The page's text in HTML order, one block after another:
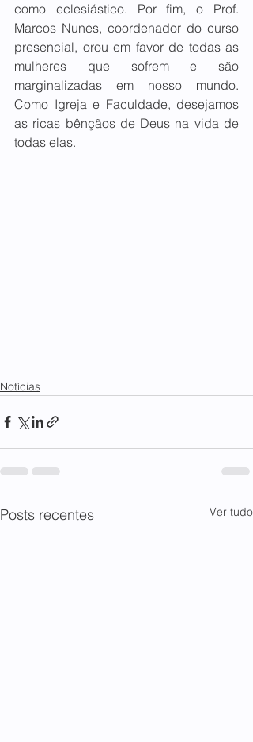
como eclesiástico. Por fim, o Prof.
Marcos Nunes, coordenador do curso
presencial, orou em favor de todas as
mulheres que sofrem e são
marginalizadas em nosso mundo.
Como Igreja e Faculdade, desejamos
as ricas bênçãos de Deus na vida de
todas elas.
Notícias
Posts recentes Ver tudo